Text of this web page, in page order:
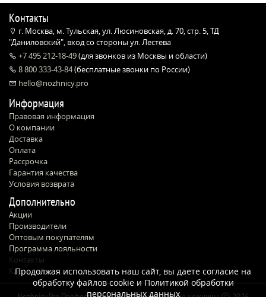
Контакты
г. Москва, м. Тульская, ул. Люсиновская, д. 70, стр. 5, ТД
"Даниловский", вход со стороны ул. Лестева
+7 495 212-18-49(для звонков из Москвы и области)
8 800 333-43-84(бесплатные звонки по России)
hello@nozhnicy.pro
Информация
Правовая информация
О компании
Доставка
Оплата
Рассрочка
Гарантия качества
Условия возврата
Дополнительно
Акции
Производители
Оптовым покупателям
Программа лояльности
Контакты
Карта сайта
Продолжая использовать наш сайт, вы даете согласие на
обработку файлов cookie иПолитикой обработки
персональных данных